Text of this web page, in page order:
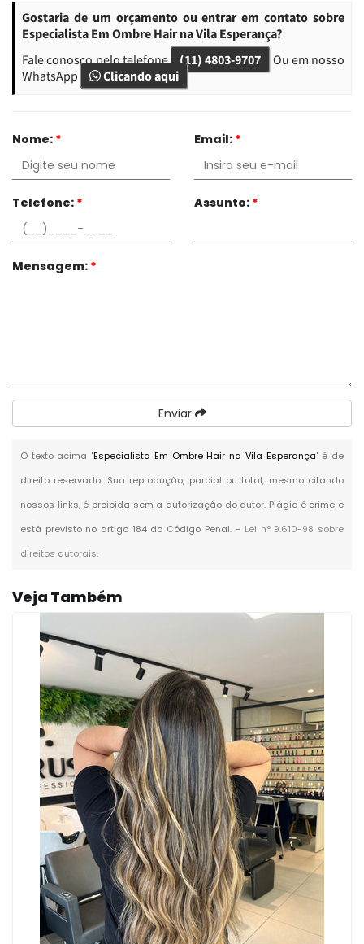
Gostaria de um orçamento ou entrar em contato sobre
Especialista Em Ombre Hair na Vila Esperança?
Fale conosco pelo telefone (11) 4803-9707
Ou em nosso
WhatsApp
Clicando aqui
Nome: * Email: *
Telefone: * Assunto: *
Mensagem: *
Enviar
O texto acima "Especialista Em Ombre Hair na Vila Esperança" é de
direito reservado. Sua reprodução, parcial ou total, mesmo citando
nossos links, é proibida sem a autorização do autor. Plágio é crime e
está previsto no artigo 184 do Código Penal. – Lei n° 9.610-98 sobre
direitos autorais.
Veja Também